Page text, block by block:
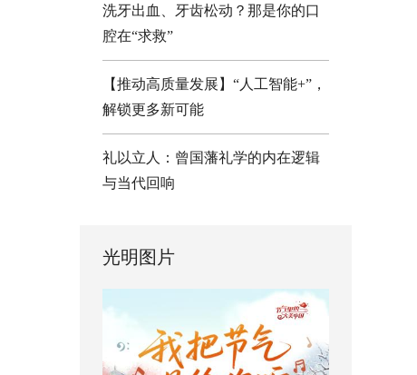
洗牙出血、牙齿松动？那是你的口
腔在“求救”
【推动高质量发展】“人工智能+”，
解锁更多新可能
礼以立人：曾国藩礼学的内在逻辑
与当代回响
光明图片